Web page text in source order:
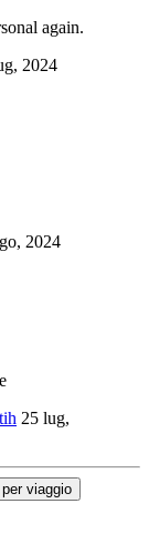
again.
2024
2024
25 lug,
viaggio